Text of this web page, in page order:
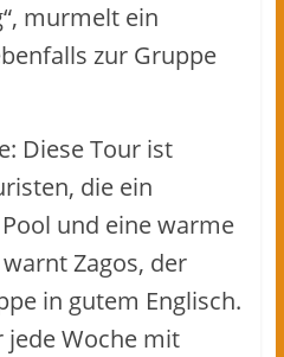
murmelt ein
zur Gruppe
Diese Tour ist
die ein
und eine warme
Zagos, der
in gutem Englisch.
jede Woche mit